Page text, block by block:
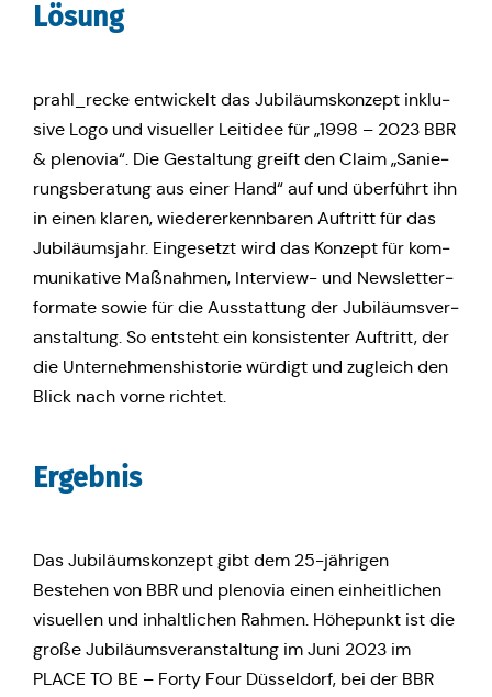
Lösung
prahl_recke ent­wi­ckelt das Jubi­lä­ums­kon­zept inklu­
si­ve Logo und visu­el­ler Leit­idee für „1998 – 2023 BBR
& ple­no­via“. Die Gestal­tung greift den Claim „Sanie­
rungs­be­ra­tung aus einer Hand“ auf und über­führt ihn
in einen klaren, wie­der­erkenn­ba­ren Auf­tritt für das
Jubi­lä­ums­jahr. Ein­ge­setzt wird das Konzept für kom­
mu­ni­ka­ti­ve Maß­nah­men, Inter­view- und News­let­ter­
for­ma­te sowie für die Aus­stat­tung der Jubi­lä­ums­ver­
an­stal­tung. So ent­steht ein kon­sis­ten­ter Auf­tritt, der
die Unter­neh­mens­his­to­rie würdigt und zugleich den
Blick nach vorne richtet.
Ergeb­nis
Das Jubi­lä­ums­kon­zept gibt dem 25-jäh­ri­gen
Bestehen von BBR und ple­no­via einen ein­heit­li­chen
visu­el­len und inhalt­li­chen Rahmen. Höhe­punkt ist die
große Jubi­lä­ums­ver­an­stal­tung im Juni 2023 im
PLACE TO BE – Forty Four Düs­sel­dorf, bei der BBR